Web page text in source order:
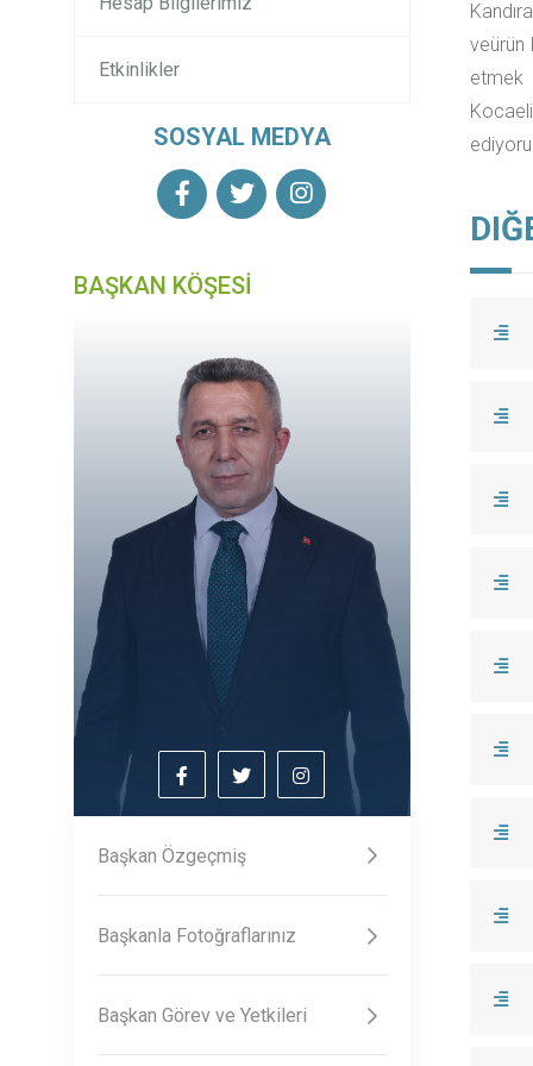
Etkinlikler
SOSYAL MEDYA
BAŞKAN KÖŞESİ
Başkan Özgeçmiş
Başkanla Fotoğraflarınız
Başkan Görev ve Yetkileri
veürün
etmek